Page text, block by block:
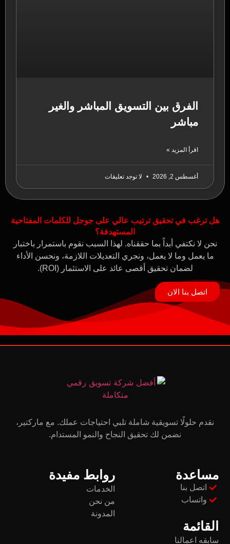
الفرق بين التسويق المباشر والغير
مباشر
اقرأ المزيد »
أغسطس 2, 2026 لا توجد تعليقات
هل ترغب في تحقيق ترتيب عالي على جوجل للكلمات المفتاحية
المستهدفة؟
نحن لا نكتفي أبداً بما حققناه. لهذا السبب نقوم باستمرار باختبار
ما يعمل وما لا يعمل، ونجري التعديلات اللازمة، ونحسن الأداء
لضمان تحقيق أقصى عائد على الاستثمار (ROI).
اتصل بنا الان
نقدم حلولًا تسويقية شاملة تلبي احتياجات عملك. مع ماركتير،
نضمن لك تحقيق النجاح والنمو المستدام.
مساعدة
اتصل بنا
واتساب
روابط مفيدة
الخدمات
من نحن
المدونة
القائمة
سابقه اعمالنا